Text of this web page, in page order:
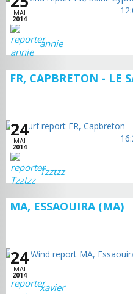
MAI
2014
annie
FR, CAPBRETON - LE
24
MAI
2014
Tzztzz
MA, ESSAOUIRA (MA)
24
MAI
2014
xavier